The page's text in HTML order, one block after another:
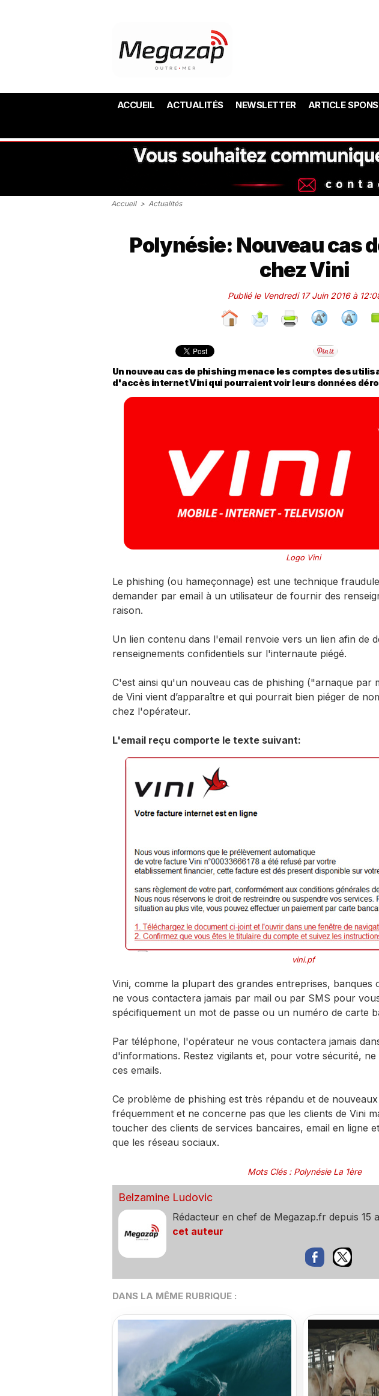
ACCUEIL ACTUALITÉS NEWSLETTER ARTICLE
Accueil > Actualités
Polynésie: Nouveau cas
chez Vini
Publié le Vendredi 17 Juin 2016 à
Un nouveau cas de phishing menace les comptes des
d'accès internet Vini qui pourraient voir leurs données
Logo Vini
Le phishing (ou hameçonnage) est une technique
demander par email à un utilisateur de fournir des
raison.
Un lien contenu dans l'email renvoie vers un lien afin de
renseignements confidentiels sur l'internaute piégé.
C'est ainsi qu'un nouveau cas de phishing ("arnaque par
de Vini vient d’apparaître et qui pourrait bien piéger de
chez l'opérateur.
L'email reçu comporte le texte suivant:
vini.pf
Vini, comme la plupart des grandes entreprises, banques
ne vous contactera jamais par mail ou par SMS pour
spécifiquement un mot de passe ou un numéro de carte
Par téléphone, l'opérateur ne vous contactera jamais
d'informations. Restez vigilants et, pour votre sécurité,
ces emails.
Ce problème de phishing est très répandu et de
fréquemment et ne concerne pas que les clients de Vini
toucher des clients de services bancaires, email en ligne
que les réseau sociaux.
Mots Clés: Polynésie La 1ère
Belzamine Ludovic
Rédacteur en chef de Megazap.fr depuis 15
cet auteur
DANS LA MÊME RUBRIQUE :